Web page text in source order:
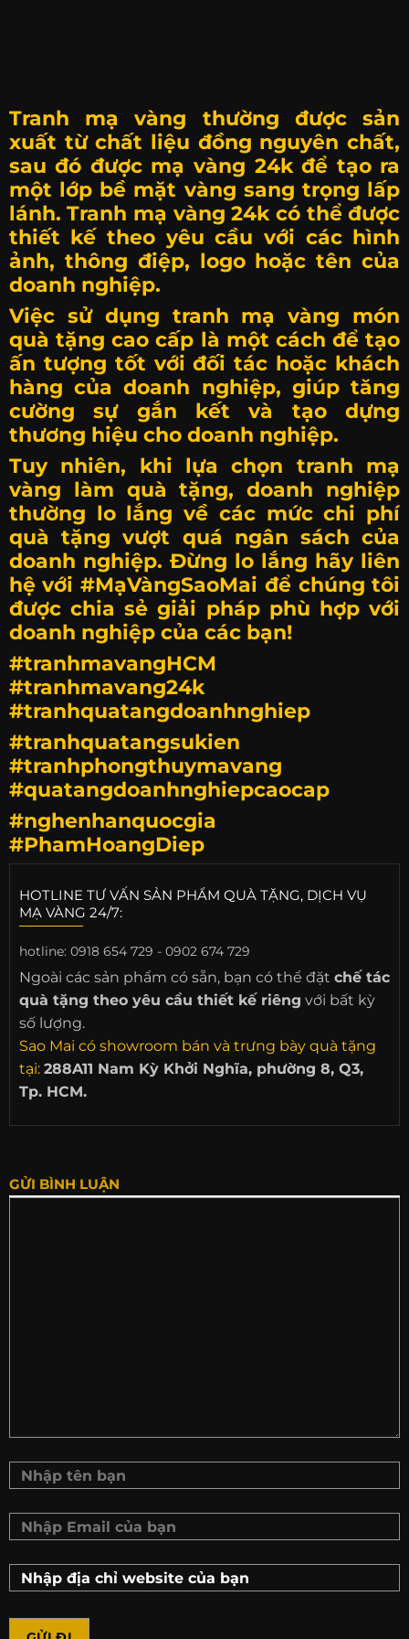
Tranh mạ vàng thường được sản
xuất từ chất liệu đồng nguyên chất,
sau đó được mạ vàng 24k để tạo ra
một lớp bề mặt vàng sang trọng lấp
lánh. Tranh mạ vàng 24k có thể được
thiết kế theo yêu cầu với các hình
ảnh, thông điệp, logo hoặc tên của
doanh nghiệp.
Việc sử dụng tranh mạ vàng món
quà tặng cao cấp là một cách để tạo
ấn tượng tốt với đối tác hoặc khách
hàng của doanh nghiệp, giúp tăng
cường sự gắn kết và tạo dựng
thương hiệu cho doanh nghiệp.
Tuy nhiên, khi lựa chọn tranh mạ
vàng làm quà tặng, doanh nghiệp
thường lo lắng về các mức chi phí
quà tặng vượt quá ngân sách của
doanh nghiệp. Đừng lo lắng hãy liên
hệ với#MạVàngSaoMai để chúng tôi
được chia sẻ giải pháp phù hợp với
doanh nghiệp của các bạn!
#tranhmavangHCM
#tranhmavang24k
#tranhquatangdoanhnghiep
#tranhquatangsukien
#tranhphongthuymavang
#quatangdoanhnghiepcaocap
#nghenhanquocgia
#PhamHoangDiep
HOTLINE TƯ VẤN SẢN PHẨM QUÀ TẶNG, DỊCH VỤ
MẠ VÀNG 24/7:
hotline: 0918 654 729 - 0902 674 729
Ngoài các sản phẩm có sẵn, bạn có thể đặt chế tác
quà tặng theo yêu cầu thiết kế riêng với bất kỳ
số lượng.
Sao Mai có showroom bán và trưng bày quà tặng
tại: 288A11 Nam Kỳ Khởi Nghĩa, phường 8, Q3,
Tp. HCM.
GỬI BÌNH LUẬN